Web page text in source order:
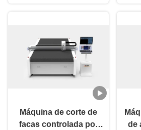
Máquina de corte de
facas controlada por
de